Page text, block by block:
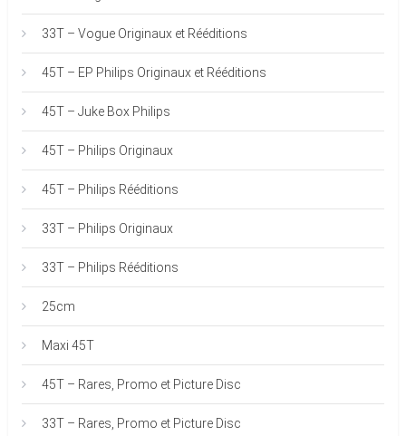
33T – Vogue Originaux et Rééditions
45T – EP Philips Originaux et Rééditions
45T – Juke Box Philips
45T – Philips Originaux
45T – Philips Rééditions
33T – Philips Originaux
33T – Philips Rééditions
25cm
Maxi 45T
45T – Rares, Promo et Picture Disc
33T – Rares, Promo et Picture Disc